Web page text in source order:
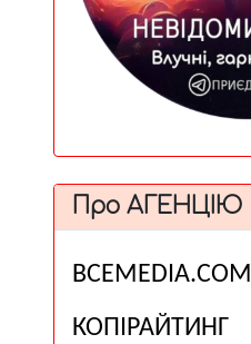
Про АГЕНЦІЮ
ВСЕМЕDІА.COM
КОПІРАЙТИНГ